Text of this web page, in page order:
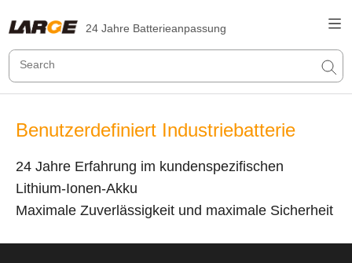
24 Jahre Batterieanpassung
Benutzerdefiniert Industriebatterie
24 Jahre Erfahrung im kundenspezifischen
Lithium-Ionen-Akku
Maximale Zuverlässigkeit und maximale Sicherheit